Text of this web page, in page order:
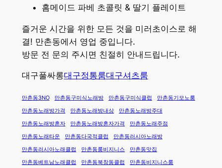
홈메이드 파베 초콜릿 & 딸기 플레이트
즐거운 시간을 위한 모든 것을 미러초이스로 해
결! 만촌동에서 영업 중입니다.
방문 전 문의 주시면 친절히 안내드립니다.
대구풀싸롱대구정통룸대구셔츠룸
만촌동3NO 만촌동구미식노래방 만촌동구미식클럽
만촌동기모노룸
만촌동노래방가격
만촌동노래방내상
만촌동노래방주대
만촌동노래방혼자
만촌동노래방혼자가격
만촌동노래주점
만촌동노래타운
만촌동다국적클럽
만촌동러시아노래방
만촌동러시아노래클럽
만촌동룸비지니스
만촌동맛집
만촌동베트남노래클럽
만촌동북창동클럽
만촌동비지니스룸